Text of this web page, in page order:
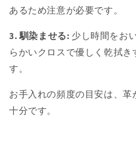
あるため注意が必要です。
3. 馴染ませる: 少し時間をお
らかいクロスで優しく乾拭
す。
お手入れの頻度の目安は、
十分です。